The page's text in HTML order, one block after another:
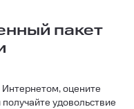
пакет
оцените
удовольствие